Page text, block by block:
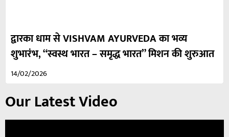
द्वारका धाम से VISHVAM AYURVEDA का भव्य
शुभारंभ, “स्वस्थ भारत – समृद्ध भारत” मिशन की शुरुआत
14/02/2026
Our Latest Video